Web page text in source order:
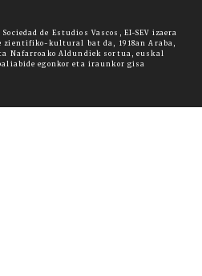
de Estudios Vascos, EI-SEV izaera
zientifiko-kultural bat da, 1918an Araba,
Nafarroako Aldundiek sortua, euskal
egonkor eta iraunkor gisa